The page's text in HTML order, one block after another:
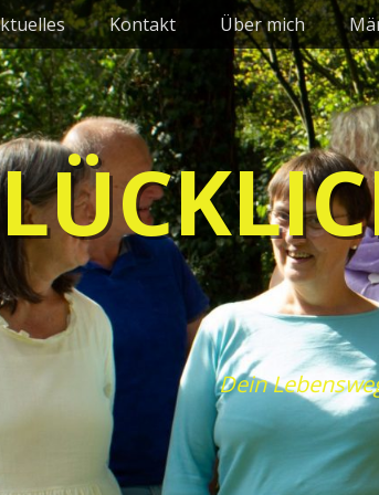
Kontakt Über mich
Dein